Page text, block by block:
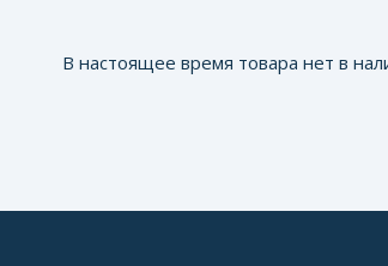
В настоящее время товара нет в